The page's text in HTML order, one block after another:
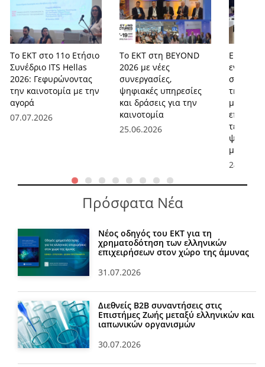
Το ΕΚΤ στο 11ο Ετήσιο
Συνέδριο ITS Hellas
2026: Γεφυρώνοντας
την καινοτομία με την
αγορά
07.07.2026
Το ΕΚΤ στη BEYOND
2026 με νέες
συνεργασίες,
ψηφιακές υπηρεσίες
και δράσεις για την
καινοτομία
25.06.2026
ΕΚΤ και
τη
ψηφιακό
Πρόσφατα Νέα
Νέος οδηγός του ΕΚΤ για τη
χρηματοδότηση των ελληνικών
επιχειρήσεων στον χώρο της άμυνας
31.07.2026
Διεθνείς Β2Β συναντήσεις στις
Επιστήμες Ζωής μεταξύ ελληνικών και
ιαπωνικών οργανισμών
30.07.2026